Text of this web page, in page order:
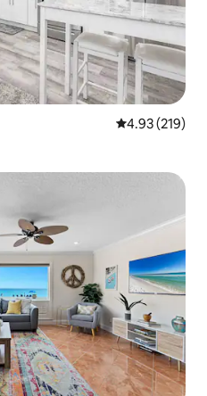
औसत रेटिंग 5 में से
4.93 (219)